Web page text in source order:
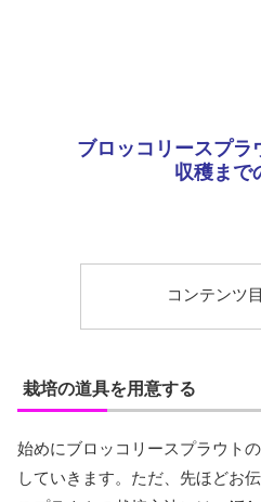
ブロッコリースプ
収穫まで
コンテンツ
栽培の道具を用意する
始めにブロッコリースプラウトの
していきます。ただ、先ほどお